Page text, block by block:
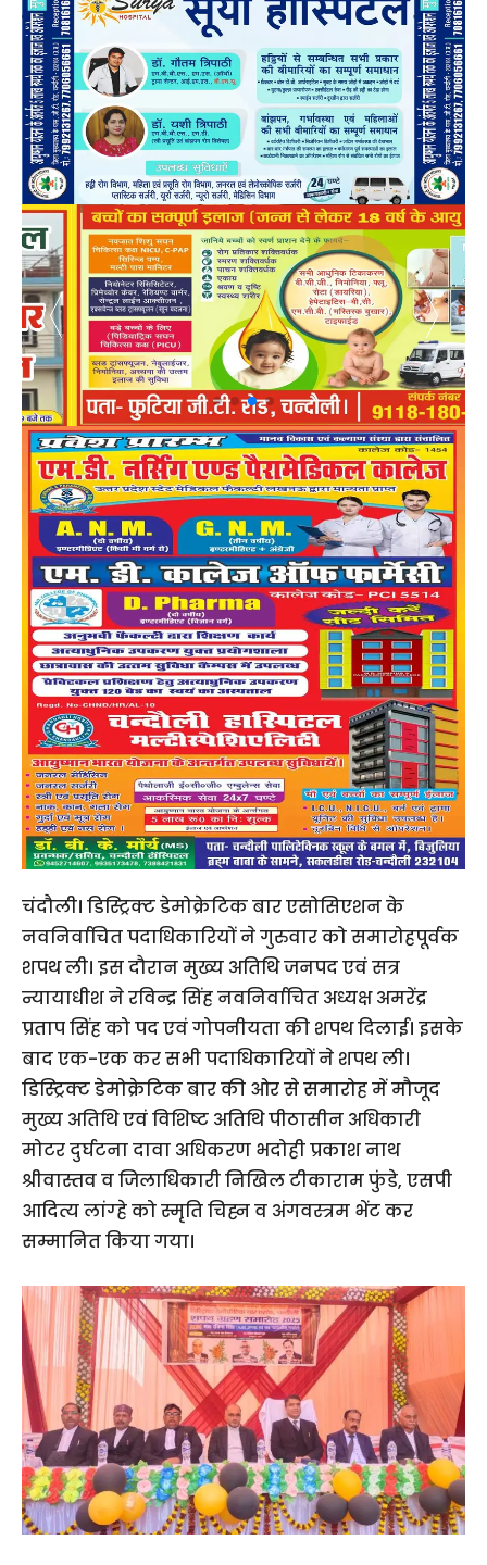
चंदौली। डिस्ट्रिक्ट डेमोक्रेटिक बार एसोसिएशन के
नवनिर्वाचित पदाधिकारियों ने गुरुवार को समारोहपूर्वक
शपथ ली। इस दौरान मुख्य अतिथि जनपद एवं सत्र
न्यायाधीश ने रविन्द्र सिंह नवनिर्वाचित अध्यक्ष अमरेंद्र
प्रताप सिंह को पद एवं गोपनीयता की शपथ दिलाई। इसके
बाद एक-एक कर सभी पदाधिकारियों ने शपथ ली।
डिस्ट्रिक्ट डेमोक्रेटिक बार की ओर से समारोह में मौजूद
मुख्य अतिथि एवं विशिष्ट अतिथि पीठासीन अधिकारी
मोटर दुर्घटना दावा अधिकरण भदोही प्रकाश नाथ
श्रीवास्तव व जिलाधिकारी निखिल टीकाराम फुंडे, एसपी
आदित्य लांग्हे को स्मृति चिह्न व अंगवस्त्रम भेंट कर
सम्मानित किया गया।